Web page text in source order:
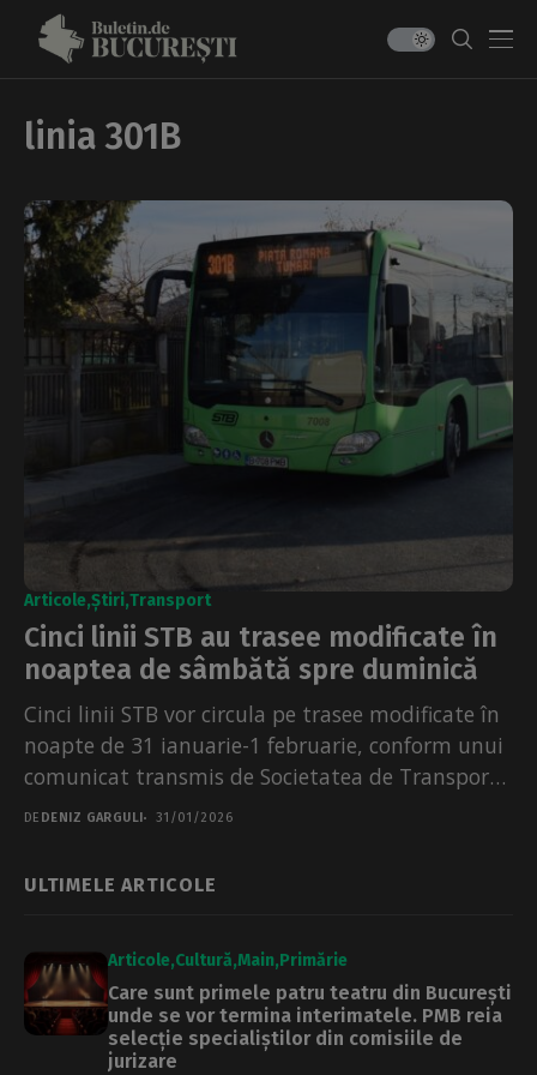
linia 301B
Articole Știri Transport
Cinci linii STB au trasee modificate în
noaptea de sâmbătă spre duminică
Cinci linii STB vor circula pe trasee modificate în
noapte de 31 ianuarie-1 februarie, conform unui
comunicat transmis de Societatea de Transport
București...
DE DENIZ GARGULI 31/01/2026
ULTIMELE ARTICOLE
Articole Cultură Main Primărie
Care sunt primele patru teatru din București
unde se vor termina interimatele. PMB reia
selecție specialiștilor din comisiile de
jurizare